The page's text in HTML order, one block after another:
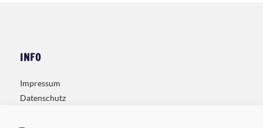
INFO
Impressum
Datenschutz